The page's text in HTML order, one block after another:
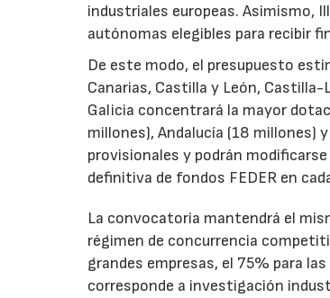
industriales europeas. Asimismo,
autónomas elegibles para recibir
De este modo, el presupuesto
Canarias, Castilla y León, Castilla-
Galicia concentrará la mayor
millones), Andalucía (18 millones)
provisionales y podrán
definitiva de fondos FEDER en
La convocatoria mantendrá el
régimen de concurrencia
grandes empresas, el 75% para
corresponde a investigación